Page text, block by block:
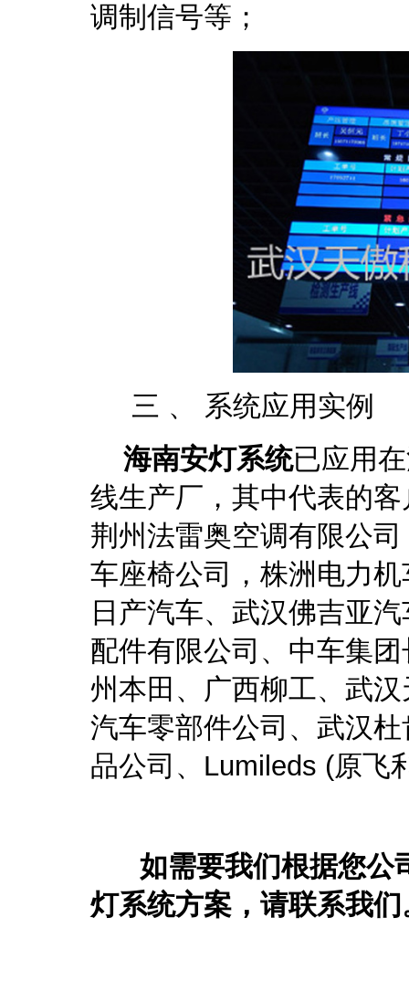
调制信号等；
三 、 系统应用实例
海南安灯系统已应用
线生产厂，其中代表的
荆州法雷奥空调有限公
车座椅公司，株洲电力
日产汽车、武汉佛吉亚
配件有限公司、中车集
州本田、广西柳工、武
汽车零部件公司、武汉
品公司、Lumileds (原飞
如需要我们根据您公
灯系统方案，请联系我们